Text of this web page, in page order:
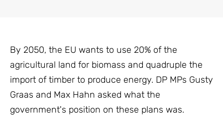
By 2050, the EU wants to use 20% of the
agricultural land for biomass and quadruple the
import of timber to produce energy. DP MPs Gusty
Graas and Max Hahn asked what the
government's position on these plans was.